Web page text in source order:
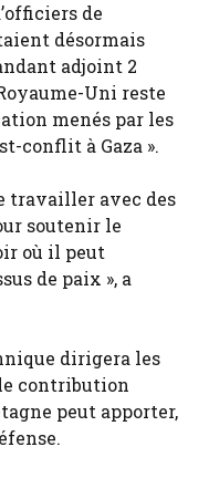
de
désormais
adjoint 2
Uni reste
menés par les
conflit à Gaza ».
travailler avec des
soutenir le
où il peut
de paix », a
dirigera les
contribution
peut apporter,